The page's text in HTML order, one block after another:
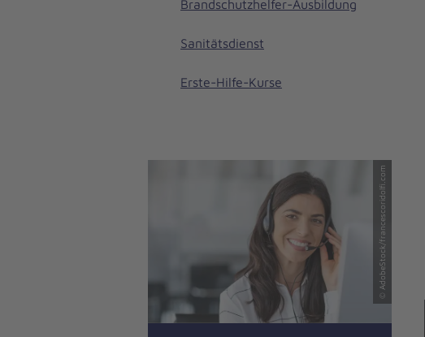
Brandschutzhelfer-Ausbildung
Sanitätsdienst
Erste-Hilfe-Kurse
© AdobeStock/francescoridolfi.com